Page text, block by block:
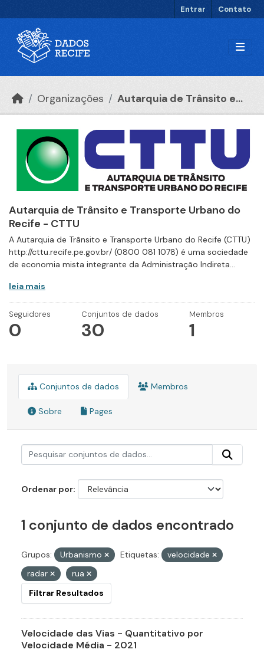
Entrar Contato
Organizações Autarquia de Trânsito e...
Autarquia de Trânsito e Transporte Urbano do
Recife - CTTU
A Autarquia de Trânsito e Transporte Urbano do Recife (CTTU)
http://cttu.recife.pe.gov.br/ (0800 081 1078) é uma sociedade
de economia mista integrante da Administração Indireta...
leia mais
Seguidores
0
Conjuntos de dados
30
Membros
1
Conjuntos de dados Membros
Sobre Pages
Ordenar por
1 conjunto de dados encontrado
Grupos: Urbanismo Etiquetas:
velocidade
radar
rua
Filtrar Resultados
Velocidade das Vias - Quantitativo por
Velocidade Média - 2021